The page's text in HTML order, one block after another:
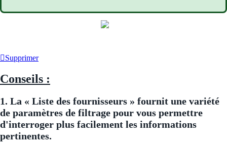
Supprimer
Conseils :
1. La « Liste des fournisseurs » fournit une variété
de paramètres de filtrage pour vous permettre
d'interroger plus facilement les informations
pertinentes.